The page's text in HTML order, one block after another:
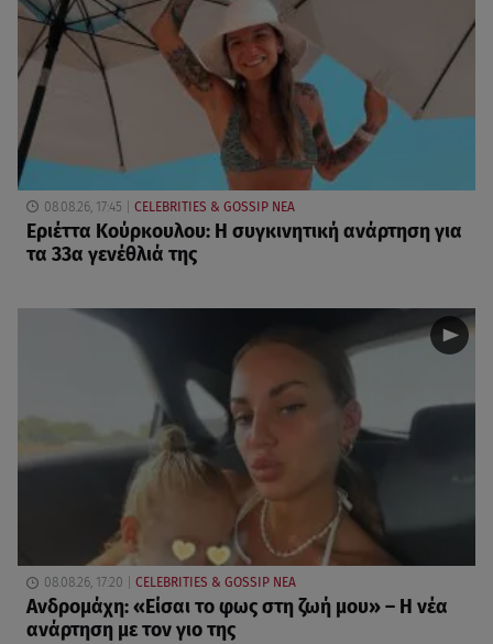
08.08.26, 17:45 CELEBRITIES & GOSSIP ΝΕΑ
Εριέττα Κούρκουλου: Η συγκινητική ανάρτηση για
τα 33α γενέθλιά της
08.08.26, 17:20 CELEBRITIES & GOSSIP ΝΕΑ
Ανδρομάχη: «Είσαι το φως στη ζωή μου» – Η νέα
ανάρτηση με τον γιο της